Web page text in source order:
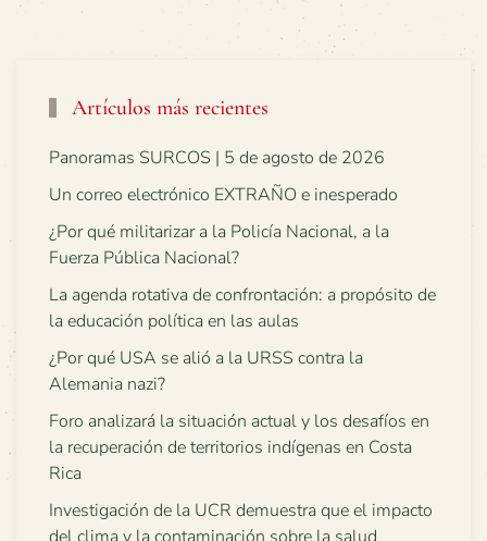
Artículos más recientes
Panoramas SURCOS | 5 de agosto de 2026
Un correo electrónico EXTRAÑO e inesperado
¿Por qué militarizar a la Policía Nacional, a la
Fuerza Pública Nacional?
La agenda rotativa de confrontación: a propósito de
la educación política en las aulas
¿Por qué USA se alió a la URSS contra la
Alemania nazi?
Foro analizará la situación actual y los desafíos en
la recuperación de territorios indígenas en Costa
Rica
Investigación de la UCR demuestra que el impacto